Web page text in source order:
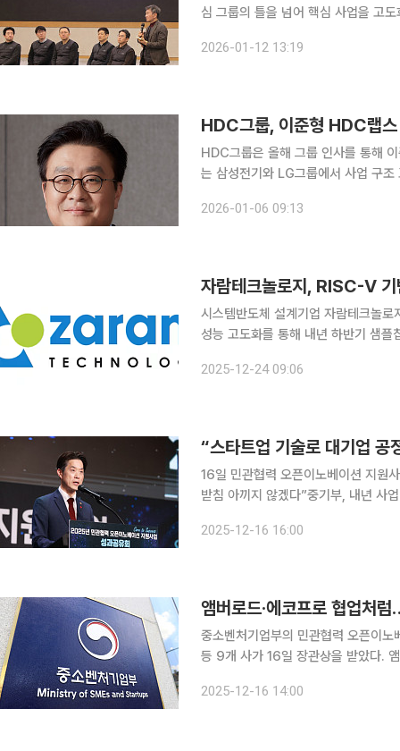
심 그룹의 틀을 넘어 핵심 사업을 고
새해 미래전략 워크숍에서 “창사 50
2026-01-12 13:19
HDC그룹, 이준형 HDC랩스
HDC그룹은 올해 그룹 인사를 통해 이
는 삼성전기와 LG그룹에서 사업 구조
이 신임 대표는 기술 혁신과 사업 고
2026-01-06 09:13
시스템반도체 설계기업 자람테크놀
성능 고도화를 통해 내년 하반기 샘플칩 제작을 시작할
2025-12-24 09:06
16일 민관협력 오픈이노베이션 지원
받침 아끼지 않겠다”중기부, 내년 사
업에 참여해 대·중견기업과 협업한
2025-12-16 16:00
중소벤처기업부의 민관협력 오픈이
등 9개 사가 16일 장관상을 받았다.
2025-12-16 14:00